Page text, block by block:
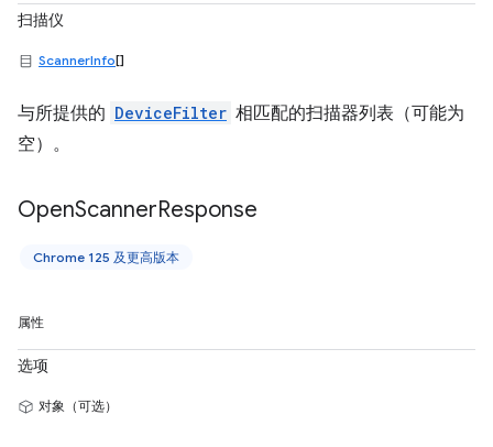
扫描仪
ScannerInfo[]
与所提供的 DeviceFilter 相匹配的扫描器列表（可能为
空）。
OpenScannerResponse
Chrome 125 及更高版本
属性
选项
对象（可选）